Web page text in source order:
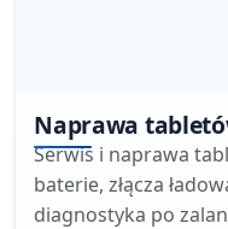
Naprawa
Serwis i naprawa
baterie, złącza
diagnostyka po